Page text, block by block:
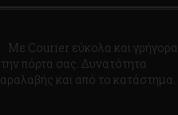
Με Courier εύκολα και γρήγορα
πόρτα σας. Δυνατότητα
και από το κατάστημα.